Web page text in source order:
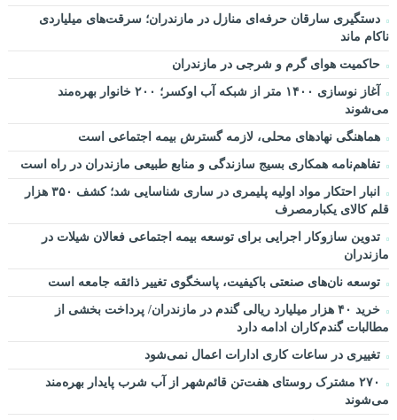
دستگیری سارقان حرفه‌ای منازل در مازندران؛ سرقت‌های میلیاردی
ناکام ماند
حاکمیت هوای گرم و شرجی در مازندران
آغاز نوسازی ۱۴۰۰ متر از شبکه آب اوکسر؛ ۲۰۰ خانوار بهره‌مند
می‌شوند
هماهنگی نهادهای محلی، لازمه گسترش بیمه اجتماعی است
تفاهم‌نامه همکاری بسیج سازندگی و منابع طبیعی مازندران در راه است
انبار احتکار مواد اولیه پلیمری در ساری شناسایی شد؛ کشف ۳۵۰ هزار
قلم کالای یکبارمصرف
تدوین سازوکار اجرایی برای توسعه بیمه اجتماعی فعالان شیلات در
مازندران
توسعه نان‌های صنعتی باکیفیت، پاسخگوی تغییر ذائقه جامعه است
خرید ۴۰ هزار میلیارد ریالی گندم در مازندران/ پرداخت بخشی از
مطالبات گندم‌کاران ادامه دارد
تغییری در ساعات کاری ادارات اعمال نمی‌شود
۲۷۰ مشترک روستای هفت‌تن قائم‌شهر از آب شرب پایدار بهره‌مند
می‌شوند